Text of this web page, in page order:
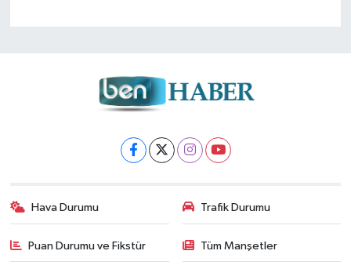
Hava Durumu Trafik Durumu
Puan Durumu ve Fikstür Tüm Manşetler